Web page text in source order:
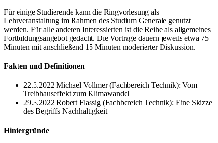
Für einige Studierende kann die Ringvorlesung als
Lehrveranstaltung im Rahmen des Studium Generale genutzt
werden. Für alle anderen Interessierten ist die Reihe als allgemeines
Fortbildungsangebot gedacht. Die Vorträge dauern jeweils etwa 75
Minuten mit anschließend 15 Minuten moderierter Diskussion.
Fakten und Definitionen
22.3.2022 Michael Vollmer (Fachbereich Technik): Vom
Treibhauseffekt zum Klimawandel
29.3.2022 Robert Flassig (Fachbereich Technik): Eine Skizze
des Begriffs Nachhaltigkeit
Hintergründe